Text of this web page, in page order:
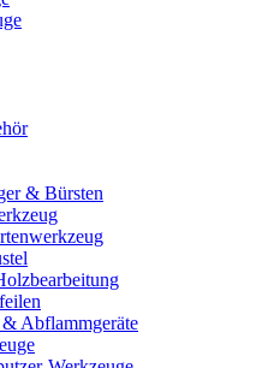
& Bürsten
Abflammgeräte